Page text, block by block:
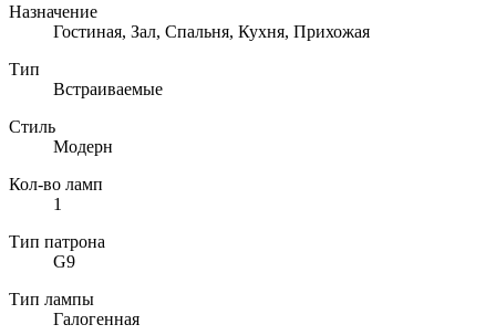
Назначение
Гостиная, Зал, Спальня, Кухня, Прихожая
Тип
Встраиваемые
Стиль
Модерн
Кол-во ламп
1
Тип патрона
G9
Тип лампы
Галогенная